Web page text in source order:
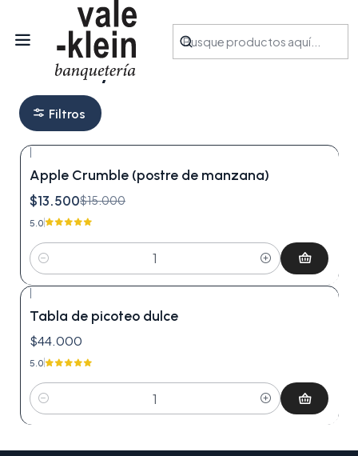
Productos Postres y Dulces
Postres y Dulces
Filtros
Apple Crumble (postre de manzana)
$13.500$15.000
5.0
Cantidad
Tabla de picoteo dulce
$44.000
5.0
Cantidad